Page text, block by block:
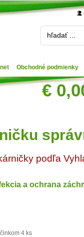
Obchodné podmienky
€
hľadať ...
podľa
a ochrana
4 ks